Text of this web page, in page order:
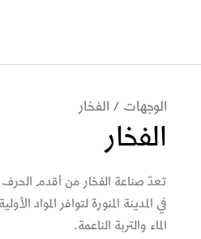
الوجهات / الفخار
الفخار
تعدّ صناعة الفخار من أقدم الحرف
في المدينة المنورة لتوافر المواد
الماء والتربة الناعمة.